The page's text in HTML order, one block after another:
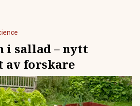
sallad – nytt
av forskare